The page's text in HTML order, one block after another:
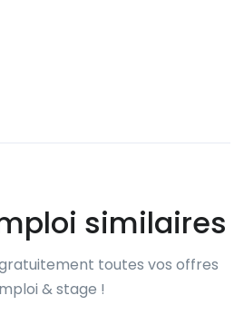
similaires
toutes vos offres
& stage !